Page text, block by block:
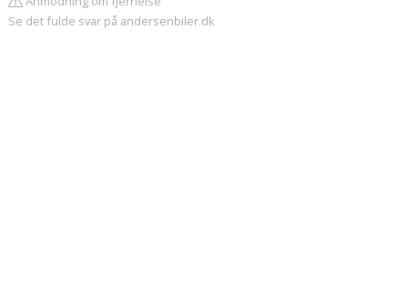
Se det fulde svar på andersenbiler.dk